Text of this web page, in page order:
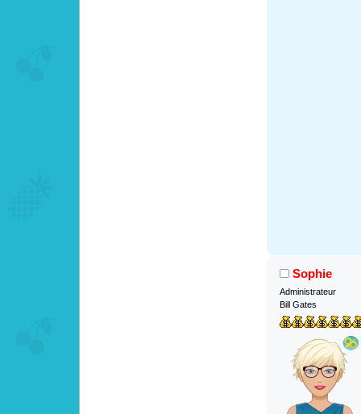
Sophie
Administrateur
Bill Gates